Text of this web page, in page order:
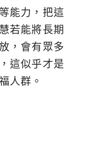
能力，把這
若能將長期
，會有眾多
這似乎才是
人群。